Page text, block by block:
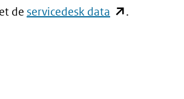
een
nieuw
de servicedesk data (opent
.